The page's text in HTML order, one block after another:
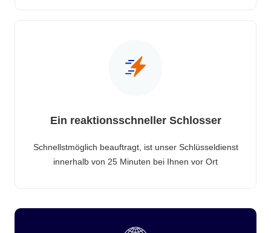
Ein reaktionsschneller Schlosser
Schnellstmöglich beauftragt, ist unser Schlüsseldienst
innerhalb von 25 Minuten bei Ihnen vor Ort